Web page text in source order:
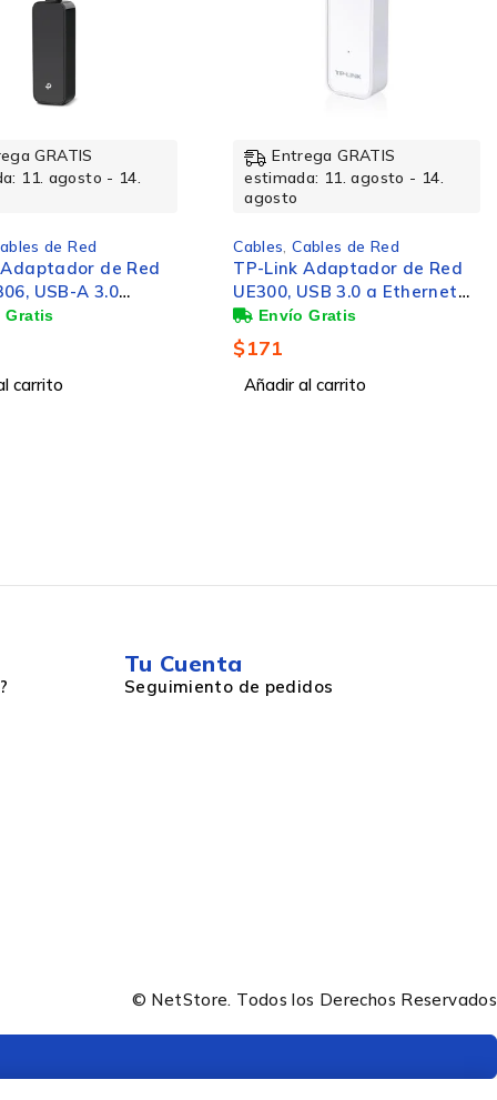
GRATIS
11. agosto - 14.
de Red
de Red
3.0 a Ethernet
carrito
Entrega GRATIS
estimada: 11. agosto - 14.
agosto
Cables ,Entrada / Salida
Lenovo Adaptador Ethernet
ThinkPad Gen 2, RJ-45,
Negro
$618
Añadir al carrito
Tu Cuenta
Seguimiento de pedidos
© NetStore. Todos los Derechos Reservados